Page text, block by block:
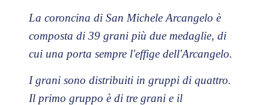
La coroncina di San Michele Arcangelo è
composta di 39 grani più due medaglie, di
cui una porta sempre l'effige dell'Arcangelo.
I grani sono distribuiti in gruppi di quattro.
Il primo gruppo è di tre grani e il